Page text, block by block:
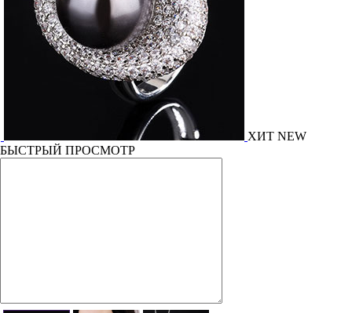
ХИТ NEW
БЫСТРЫЙ ПРОСМОТР